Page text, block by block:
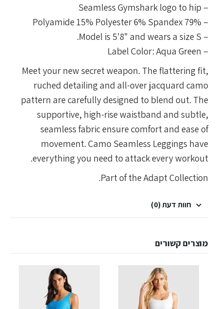
– Seamless Gymshark logo to hip
– 79% Polyamide 15% Polyester 6% Spandex
– Model is 5'8" and wears a size S.
– Label Color: Aqua Green
Meet your new secret weapon. The flattering fit,
ruched detailing and all-over jacquard camo
pattern are carefully designed to blend out. The
supportive, high-rise waistband and subtle,
seamless fabric ensure comfort and ease of
movement. Camo Seamless Leggings have
everything you need to attack every workout.
Part of the Adapt Collection.
חוות דעת (0)
מוצרים קשורים